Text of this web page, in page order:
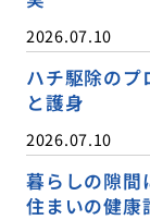
2026.07.10
ハチ駆除のプ
と護身
2026.07.10
暮らしの隙間
住まいの健康